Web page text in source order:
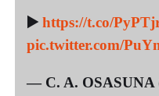
▶️ https://t.co/
pic.twitter.com/
— C. A. OSASUNA